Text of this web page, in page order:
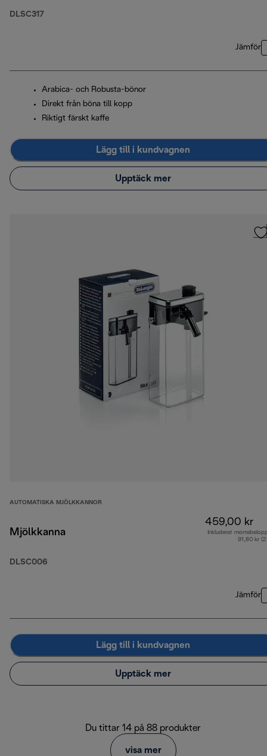
vattenfilter
DLSC317
Jämför
Arabica- och Robusta-bönor
Direkt från böna till kopp
Riktigt färskt kaffe
Lägg till i kundvagnen
Upptäck mer
AUTOMATISKA MJÖLKKANNOR
Mjölkkanna
DLSC006
459,00 kr
Inkluderat
91,80 kr
Jämför
Lägg till i kundvagnen
Upptäck mer
Du tittar 14 på 88 produkter
visa mer